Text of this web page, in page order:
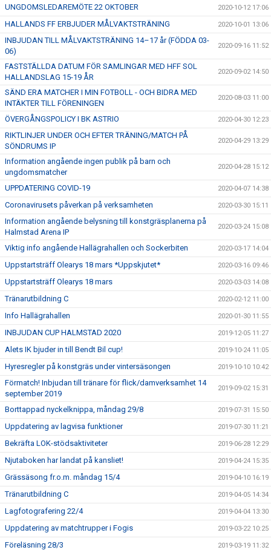
UNGDOMSLEDAREMÖTE 22 OKTOBER 2020-10-12 17:06
HALLANDS FF ERBJUDER MÅLVAKTSTRÄNING 2020-10-01 13:06
INBJUDAN TILL MÅLVAKTSTRÄNING 14–17 år (FÖDDA 03-
06)
2020-09-16 11:52
FASTSTÄLLDA DATUM FÖR SAMLINGAR MED HFF SOL
HALLANDSLAG 15-19 ÅR
2020-09-02 14:50
SÄND ERA MATCHER I MIN FOTBOLL - OCH BIDRA MED
INTÄKTER TILL FÖRENINGEN
2020-08-03 11:00
ÖVERGÅNGSPOLICY I BK ASTRIO 2020-04-30 12:23
RIKTLINJER UNDER OCH EFTER TRÄNING/MATCH PÅ
SÖNDRUMS IP
2020-04-29 13:29
Information angående ingen publik på barn och
ungdomsmatcher
2020-04-28 15:12
UPPDATERING COVID-19 2020-04-07 14:38
Coronavirusets påverkan på verksamheten 2020-03-30 15:11
Information angående belysning till konstgräsplanerna på
Halmstad Arena IP
2020-03-24 15:08
Viktig info angående Hallägrahallen och Sockerbiten 2020-03-17 14:04
Uppstartsträff Olearys 18 mars *Uppskjutet* 2020-03-16 09:46
Uppstartsträff Olearys 18 mars 2020-03-03 14:08
Tränarutbildning C 2020-02-12 11:00
Info Hallägrahallen 2020-01-30 11:55
INBJUDAN CUP HALMSTAD 2020 2019-12-05 11:27
Alets IK bjuder in till Bendt Bil cup! 2019-10-24 11:05
Hyresregler på konstgräs under vintersäsongen 2019-10-10 10:42
Förmatch! Inbjudan till tränare för flick/damverksamhet 14
september 2019
2019-09-02 15:31
Borttappad nyckelknippa, måndag 29/8 2019-07-31 15:50
Uppdatering av lagvisa funktioner 2019-07-30 11:21
Bekräfta LOK-stödsaktiviteter 2019-06-28 12:29
Njutaboken har landat på kansliet! 2019-04-24 15:35
Grässäsong fr.o.m. måndag 15/4 2019-04-10 16:19
Tränarutbildning C 2019-04-05 14:34
Lagfotografering 22/4 2019-04-04 13:30
Uppdatering av matchtrupper i Fogis 2019-03-22 10:25
Föreläsning 28/3 2019-03-19 11:32